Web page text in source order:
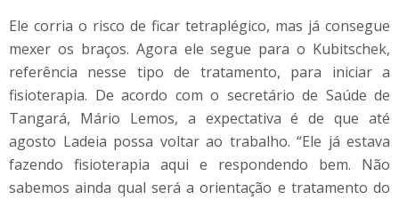
Ele corria o risco de ficar tetraplégico, mas já consegue
mexer os braços. Agora ele segue para o Kubitschek,
referência nesse tipo de tratamento, para iniciar a
fisioterapia. De acordo com o secretário de Saúde de
Tangará, Mário Lemos, a expectativa é de que até
agosto Ladeia possa voltar ao trabalho. “Ele já estava
fazendo fisioterapia aqui e respondendo bem. Não
sabemos ainda qual será a orientação e tratamento do